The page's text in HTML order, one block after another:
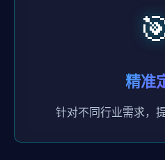
精准
针对不同行业需求，